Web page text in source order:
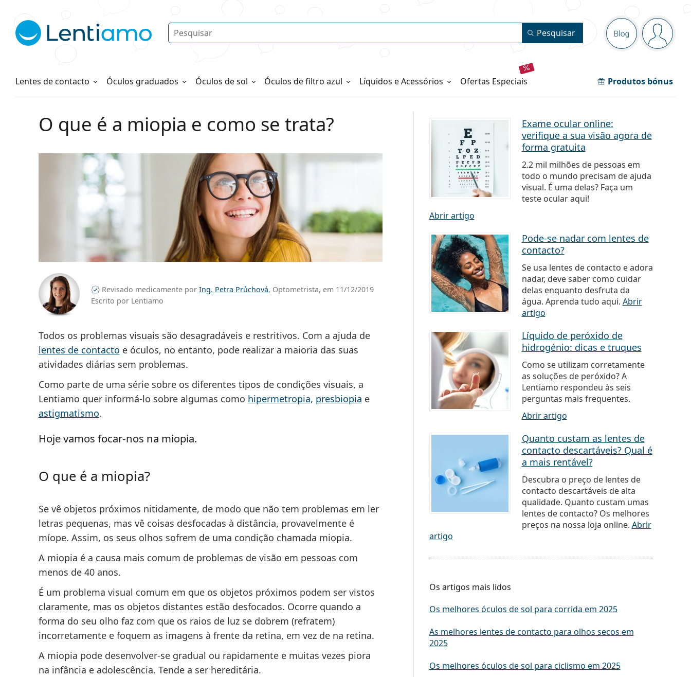
Painel de
Blog está
Pesquisar Pesquisar
Lentes de contacto
Líquidos Óculos graduados Óculos de sol Óculos de filtro azul Líquidos e Acessórios ofertas especiais Produtos bónus
Como fazer um pedido
O que é a miopia e como se trata?
Revisado medicamente por Ing. Petra Průchová, Optometrista, em 11/12/2019
Escrito por Lentiamo
Todos os problemas visuais são desagradáveis e restritivos. Com a ajuda de
lentes de contacto e óculos, no entanto, pode realizar a maioria das suas
atividades diárias sem problemas.
Como parte de uma série sobre os diferentes tipos de condições visuais, a
Lentiamo quer informá-lo sobre algumas como hipermetropia, presbiopia e
astigmatismo.
Hoje vamos focar-nos na miopia.
O que é a miopia?
Se vê objetos próximos nitidamente, de modo que não tem problemas em ler
letras pequenas, mas vê coisas desfocadas à distância, provavelmente é
míope. Assim, os seus olhos sofrem de uma condição chamada miopia.
A miopia é a causa mais comum de problemas de visão em pessoas com
menos de 40 anos.
É um problema visual comum em que os objetos próximos podem ser vistos
claramente, mas os objetos distantes estão desfocados. Ocorre quando a
forma do seu olho faz com que os raios de luz se dobrem (refratem)
incorretamentee foquem as imagens à frenteda retina, em vez de na retina.
A miopia pode desenvolver-se gradual ou rapidamente e muitas vezes piora
na infância e adolescência. Tende a ser hereditária.
Exame ocular online:
verifique a sua visão agora de
forma gratuita
2.2 mil milhões de pessoas em
todo o mundo precisam de ajuda
visual. É uma delas? Faça um
teste ocular aqui!
Abrir artigo
Pode-se nadar com lentes de
contacto?
Se usa lentes de contacto e adora
nadar, deve saber como cuidar
delas enquanto desfruta da
água. Aprenda tudo aqui. Abrir
artigo
Líquido de peróxido de
hidrogénio: dicas e truques
Como se utilizam corretamente
as soluções de peróxido? A
Lentiamo respondeu às seis
perguntas mais frequentes.
Abrir artigo
Quanto custam as lentes de
contacto descartáveis? Qual é
a mais rentável?
Descubra o preço de lentes de
contacto descartáveis de alta
qualidade. Quanto custam umas
lentes de contacto? Os melhores
preços na nossa loja online. Abrir
artigo
Os artigos mais lidos
Os melhores óculos de sol para corrida em 2025
As melhores lentes de contacto para olhos secos em
2025
Os melhores óculos de sol para ciclismo em 2025